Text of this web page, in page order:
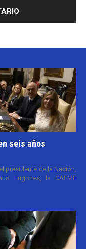
seis años
presidente de la Nación,
Lugones, la CAEME